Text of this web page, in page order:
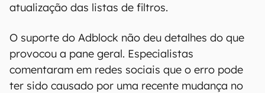
atualização das listas de filtros.
O suporte do Adblock não deu detalhes do que
provocou a pane geral. Especialistas
comentaram em redes sociais que o erro pode
ter sido causado por uma recente mudança no